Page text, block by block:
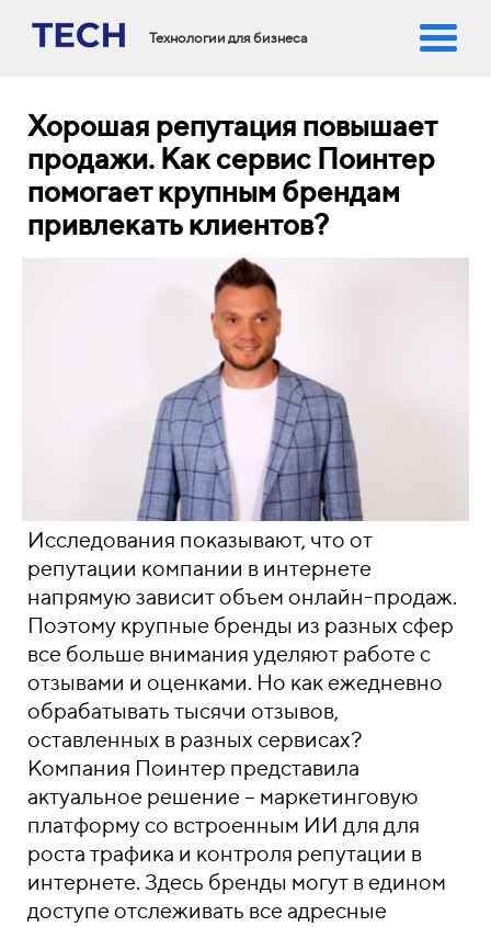
Технологии для бизнеса
Хорошая репутация повышает
продажи. Как сервис Поинтер
помогает крупным брендам
привлекать клиентов?
Исследования показывают, что от
репутации компании в интернете
напрямую зависит объем онлайн-продаж.
Поэтому крупные бренды из разных сфер
все больше внимания уделяют работе с
отзывами и оценками. Но как ежедневно
обрабатывать тысячи отзывов,
оставленных в разных сервисах?
Компания Поинтер представила
актуальное решение – маркетинговую
платформу со встроенным ИИ для для
роста трафика и контроля репутации в
интернете. Здесь бренды могут в едином
доступе отслеживать все адресные